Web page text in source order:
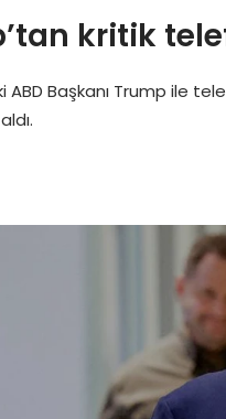
kritik
ABD Başkanı Trump ile